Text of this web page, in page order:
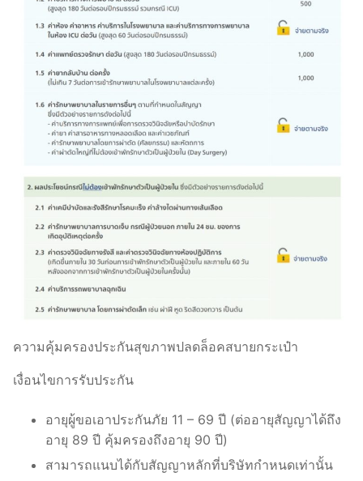
ความคุ้มครองประกันสุขภาพปลดล็อคสบายกระเป๋า
เงื่อนไขการรับประกัน
อายุผู้ขอเอาประกันภัย 11 – 69 ปี (ต่ออายุสัญญาได้ถึง
อายุ 89 ปี คุ้มครองถึงอายุ 90 ปี)
สามารถแนบได้กับสัญญาหลักที่บริษัทกำหนดเท่านั้น